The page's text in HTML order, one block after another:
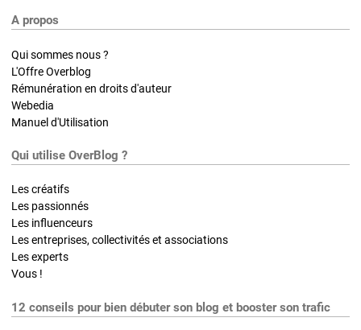
A propos
Qui sommes nous ?
L'Offre Overblog
Rémunération en droits d'auteur
Webedia
Manuel d'Utilisation
Qui utilise OverBlog ?
Les créatifs
Les passionnés
Les influenceurs
Les entreprises, collectivités et associations
Les experts
Vous !
12 conseils pour bien débuter son blog et booster son trafic